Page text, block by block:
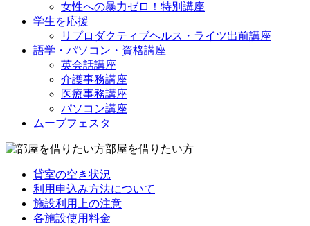
女性への暴力ゼロ！特別講座
学生を応援
リプロダクティブヘルス・ライツ出前講座
語学・パソコン・資格講座
英会話講座
介護事務講座
医療事務講座
パソコン講座
ムーブフェスタ
部屋を借りたい方
貸室の空き状況
利用申込み方法について
施設利用上の注意
各施設使用料金